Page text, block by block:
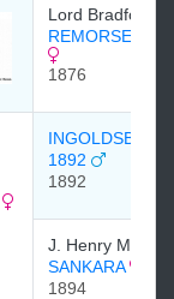
Lord Bradford
REMORSE 1876
1876
INGOLDSBY
1892
1892
J. Henry Miller
SANKARA
1894